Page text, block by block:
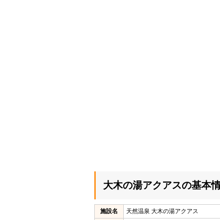
大木の湯アクアスの基本
施設名 天然温泉 大木の湯アクアス